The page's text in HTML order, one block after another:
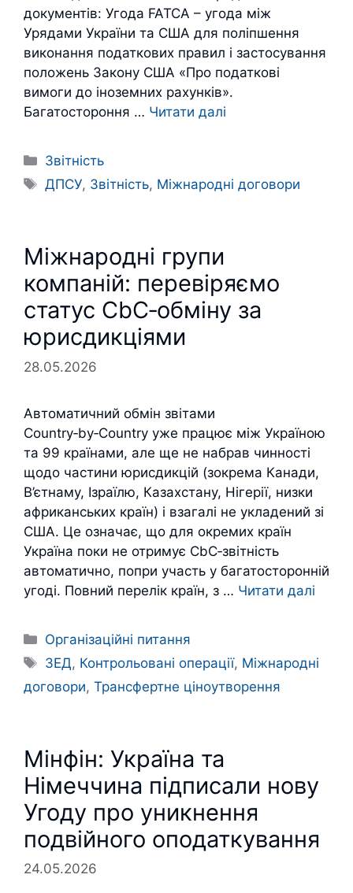
документів: Угода FATCA – угода між
Урядами України та США для поліпшення
виконання податкових правил і застосування
положень Закону США «Про податкові
вимоги до іноземних рахунків».
Багатостороння … Читати далі
Категорії
Звітність
Позначки
ДПСУ, Звітність, Міжнародні договори
Міжнародні групи
компаній: перевіряємо
статус CbC‑обміну за
юрисдикціями
28.05.2026
Автоматичний обмін звітами
Country‑by‑Country уже працює між Україною
та 99 країнами, але ще не набрав чинності
щодо частини юрисдикцій (зокрема Канади,
В’єтнаму, Ізраїлю, Казахстану, Нігерії, низки
африканських країн) і взагалі не укладений зі
США. Це означає, що для окремих країн
Україна поки не отримує CbC‑звітність
автоматично, попри участь у багатосторонній
угоді. Повний перелік країн, з … Читати далі
Категорії
Організаційні питання
Позначки
ЗЕД, Контрольовані операції, Міжнародні
договори, Трансфертне ціноутворення
Мінфін: Україна та
Німеччина підписали нову
Угоду про уникнення
подвійного оподаткування
24.05.2026